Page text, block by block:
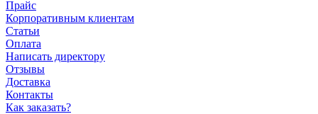
Прайс
Корпоративным клиентам
Статьи
Оплата
Написать директору
Отзывы
Доставка
Контакты
Как заказать?